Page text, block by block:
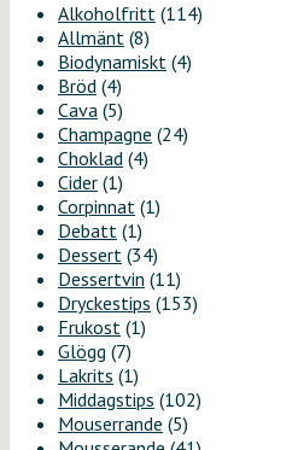
Alkoholfritt (114)
Allmänt (8)
Biodynamiskt (4)
Bröd (4)
Cava (5)
Champagne (24)
Choklad (4)
Cider (1)
Corpinnat (1)
Debatt (1)
Dessert (34)
Dessertvin (11)
Dryckestips (153)
Frukost (1)
Glögg (7)
Lakrits (1)
Middagstips (102)
Mouserrande (5)